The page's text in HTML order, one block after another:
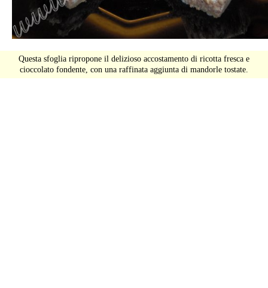
Questa sfoglia ripropone il delizioso accostamento di ricotta fresca e
cioccolato fondente, con una raffinata aggiunta di mandorle tostate.